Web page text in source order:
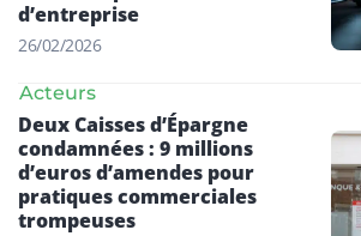
d’entreprise
26/02/2026
Acteurs
Deux Caisses d’Épargne
condamnées : 9 millions
d’euros d’amendes pour
pratiques commerciales
trompeuses